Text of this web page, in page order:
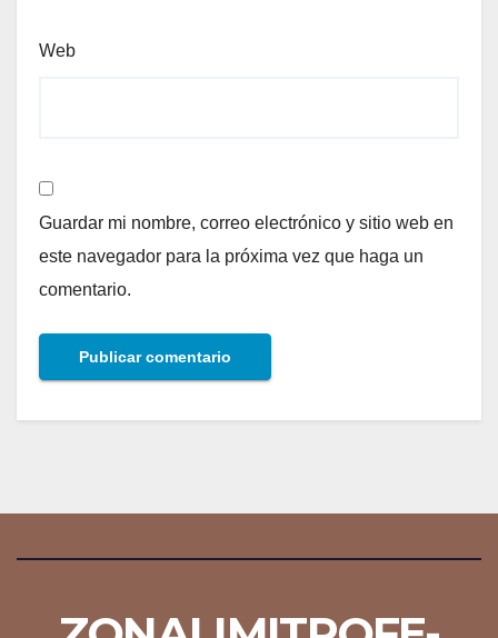
Web
Guardar mi nombre, correo electrónico y sitio web en
este navegador para la próxima vez que haga un
comentario.